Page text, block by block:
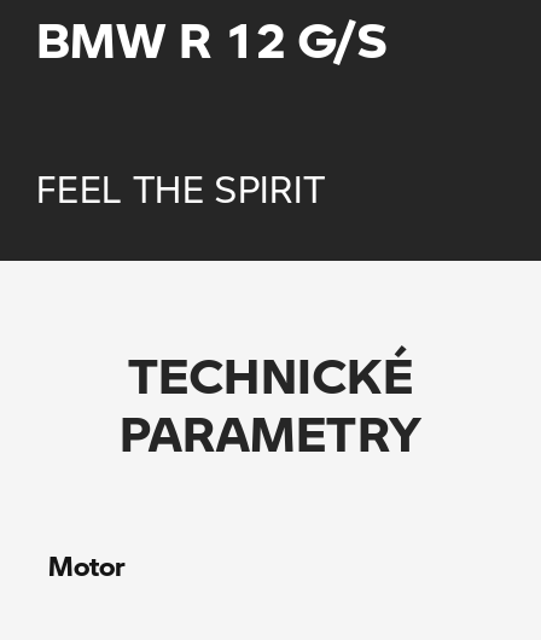
BMW R 12 G/S
FEEL THE SPIRIT
TECHNICKÉ
PARAMETRY
Motor